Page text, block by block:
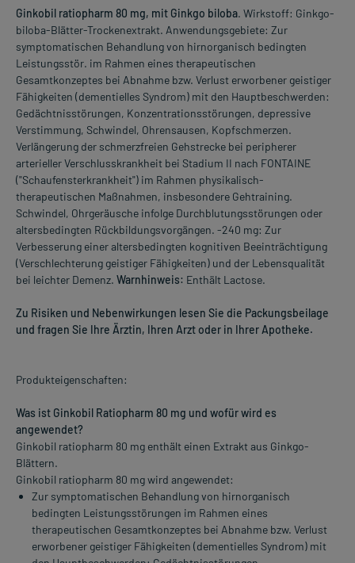
Ginkobil ratiopharm 80 mg, mit Ginkgo biloba. Wirkstoff: Ginkgo-
biloba-Blätter-Trockenextrakt. Anwendungsgebiete: Zur
symptomatischen Behandlung von hirnorganisch bedingten
Leistungsstör. im Rahmen eines therapeutischen
Gesamtkonzeptes bei Abnahme bzw. Verlust erworbener geistiger
Fähigkeiten (dementielles Syndrom) mit den Hauptbeschwerden:
Gedächtnisstörungen, Konzentrationsstörungen, depressive
Verstimmung, Schwindel, Ohrensausen, Kopfschmerzen.
Verlängerung der schmerzfreien Gehstrecke bei peripherer
arterieller Verschlusskrankheit bei Stadium II nach FONTAINE
("Schaufensterkrankheit") im Rahmen physikalisch-
therapeutischen Maßnahmen, insbesondere Gehtraining.
Schwindel, Ohrgeräusche infolge Durchblutungsstörungen oder
altersbedingten Rückbildungsvorgängen. -240 mg: Zur
Verbesserung einer altersbedingten kognitiven Beeinträchtigung
(Verschlechterung geistiger Fähigkeiten) und der Lebensqualität
bei leichter Demenz. Warnhinweis: Enthält Lactose.
Zu Risiken und Nebenwirkungen lesen Sie die Packungsbeilage
und fragen Sie Ihre Ärztin, Ihren Arzt oder in Ihrer Apotheke.
Produkteigenschaften:
Was ist Ginkobil Ratiopharm 80 mg und wofür wird es
angewendet?
Ginkobil ratiopharm 80 mg enthält einen Extrakt aus Ginkgo-
Blättern.
Ginkobil ratiopharm 80 mg wird angewendet:
Zur symptomatischen Behandlung von hirnorganisch
bedingten Leistungsstörungen im Rahmen eines
therapeutischen Gesamtkonzeptes bei Abnahme bzw. Verlust
erworbener geistiger Fähigkeiten (dementielles Syndrom) mit